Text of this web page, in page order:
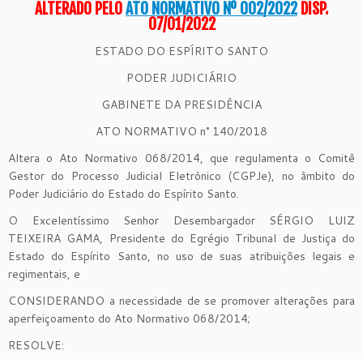
ALTERADO PELOATO NORMATIVO Nº 002/2022DISP.
07/01/2022
ESTADO DO ESPÍRITO SANTO
PODER JUDICIÁRIO
GABINETE DA PRESIDÊNCIA
ATO NORMATIVO n° 140/2018
Altera o Ato Normativo 068/2014, que regulamenta o Comitê
Gestor do Processo Judicial Eletrônico (CGPJe), no âmbito do
Poder Judiciário do Estado do Espírito Santo.
O Excelentíssimo Senhor Desembargador SÉRGIO LUIZ
TEIXEIRA GAMA, Presidente do Egrégio Tribunal de Justiça do
Estado do Espírito Santo, no uso de suas atribuições legais e
regimentais, e
CONSIDERANDO a necessidade de se promover alterações para
aperfeiçoamento do Ato Normativo 068/2014;
RESOLVE: